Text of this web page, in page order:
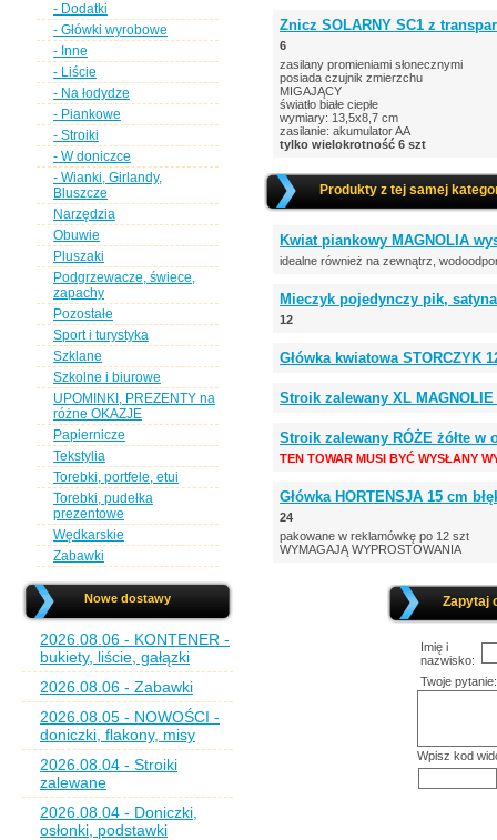
- Dodatki
- Główki wyrobowe
- Inne
- Liście
- Na łodydze
- Piankowe
- Stroiki
- W doniczce
- Wianki, Girlandy,
Bluszcze
Narzędzia
Obuwie
Pluszaki
Podgrzewacze, świece,
zapachy
Pozostałe
Sport i turystyka
Szklane
Szkolne i biurowe
UPOMINKI, PREZENTY na
różne OKAZJE
Papiernicze
Tekstylia
Torebki, portfele, etui
Torebki, pudełka
prezentowe
Wędkarskie
Zabawki
Nowe dostawy
2026.08.06 - KONTENER -
bukiety, liście, gałązki
2026.08.06 - Zabawki
2026.08.05 - NOWOŚCI -
doniczki, flakony, misy
2026.08.04 - Stroiki
zalewane
2026.08.04 - Doniczki,
osłonki, podstawki
Znicz SOLARNY SC1 z
6
zasilany promieniami słonecznymi
posiada czujnik zmierzchu
MIGAJĄCY
światło białe ciepłe
wymiary: 13,5x8,7 cm
zasilanie: akumulator AA
tylko wielokrotność 6 szt
Produkty z tej samej
Kwiat piankowy MAGNOLIA
idealne również na zewnątrz,
Mieczyk pojedynczy pik,
12
Główka kwiatowa STORCZYK
Stroik zalewany XL
Stroik zalewany RÓŻE żółte w
TEN TOWAR MUSI BYĆ WYSŁANY
Główka HORTENSJA 15 cm
24
pakowane w reklamówkę po 12 szt
WYMAGAJĄ WYPROSTOWANIA
Zapytaj
Imię i
nazwisko:
Twoje pytanie:
Wpisz kod